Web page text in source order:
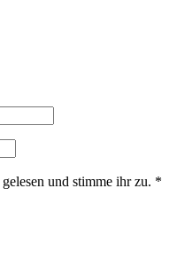
gelesen und stimme ihr zu. *